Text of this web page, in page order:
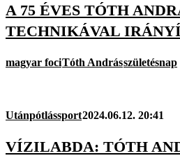
A 75 ÉVES TÓTH
TECHNIKÁVAL
magyar fociTóth Andrásszületésnap
Utánpótlássport2024.06.12. 20:41
VÍZILABDA: TÓTH